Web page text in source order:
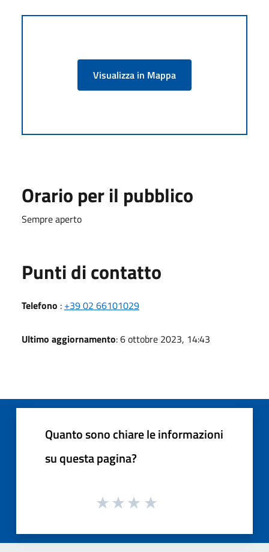
Visualizza in Mappa
Orario per il pubblico
Sempre aperto
Punti di contatto
Telefono : +39 02 66101029
Ultimo aggiornamento: 6 ottobre 2023, 14:43
Quanto sono chiare le informazioni
su questa pagina?